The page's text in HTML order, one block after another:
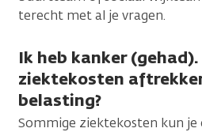
terecht met al je vragen.
Ik heb kanker
ziektekosten
belasting?
Sommige ziektekosten kun je